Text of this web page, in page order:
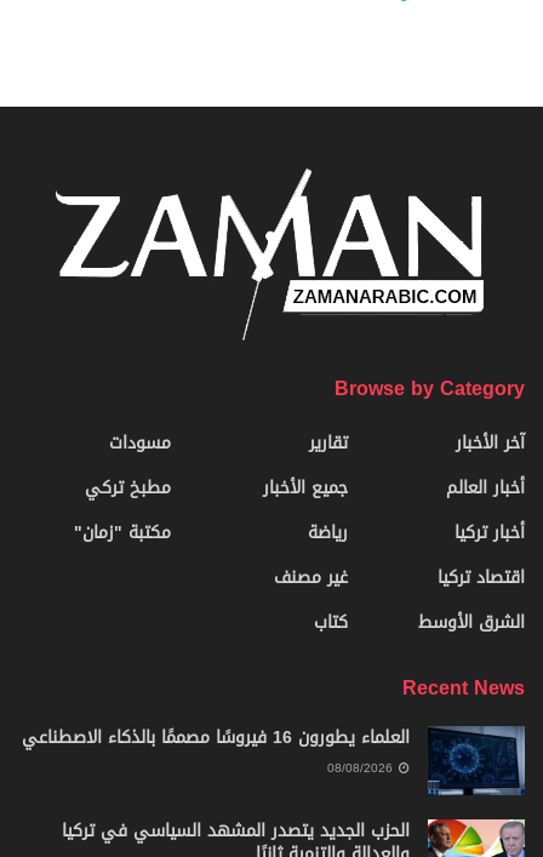
Browse by Category
آخر الأخبار
أخبار العالم
أخبار تركيا
اقتصاد تركيا
الشرق الأوسط
تقارير
جميع الأخبار
رياضة
غير مصنف
كتاب
مسودات
مطبخ تركي
مكتبة "زمان"
Recent News
العلماء يطورون 16 فيروسًا مصممًا بالذكاء الاصطناعي
الحزب الجديد يتصدر المشهد السياسي في تركيا